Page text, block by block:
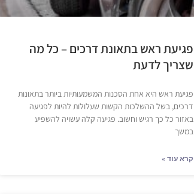
פגיעת ראש בתאונת דרכים – כל מה
שצריך לדעת
פגיעת ראש היא אחת הסכנות המשמעותיות ביותר בתאונות
דרכים, בשל ההשלכות הקשות שעלולות להיות לפגיעה
באזור כל כך רגיש וחשוב. פגיעה קלה עשויה להשפיע
במשך
קרא עוד »